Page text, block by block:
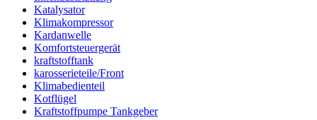
Katalysator
Klimakompressor
Kardanwelle
Komfortsteuergerät
kraftstofftank
karosserieteile/Front
Klimabedienteil
Kotflügel
Kraftstoffpumpe Tankgeber